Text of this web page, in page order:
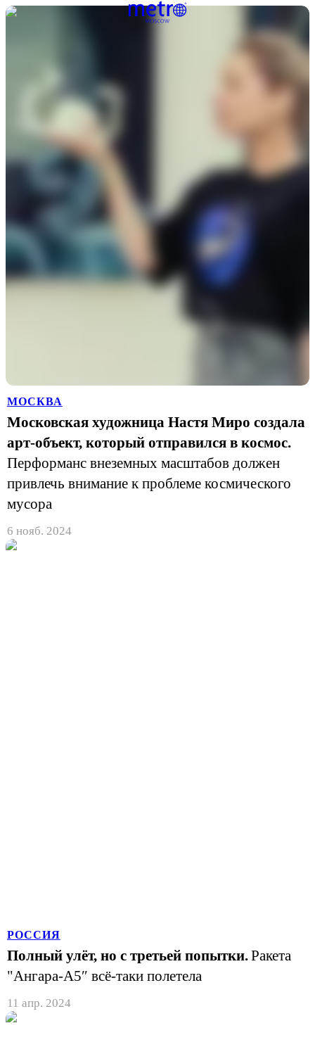
МОСКВА
Московская художница Настя Миро создала
арт-объект, который отправился в космос.
Перформанс внеземных масштабов должен
привлечь внимание к проблеме космического
мусора
6 нояб. 2024
РОССИЯ
Полный улёт, но с третьей попытки.Ракета
"Ангара-А5″ всё-таки полетела
11 апр. 2024